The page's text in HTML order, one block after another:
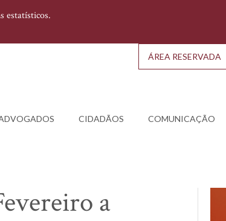
estatísticos.
CIDADÃOS COMUNICAÇÃO
ÁREA RESERVADA
a